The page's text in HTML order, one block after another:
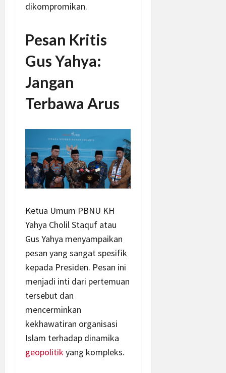
dikompromikan.
Pesan Kritis
Gus Yahya:
Jangan
Terbawa Arus
Ketua Umum PBNU KH
Yahya Cholil Staquf atau
Gus Yahya menyampaikan
pesan yang sangat spesifik
kepada Presiden. Pesan ini
menjadi inti dari pertemuan
tersebut dan
mencerminkan
kekhawatiran organisasi
Islam terhadap dinamika
geopolitikyang kompleks.